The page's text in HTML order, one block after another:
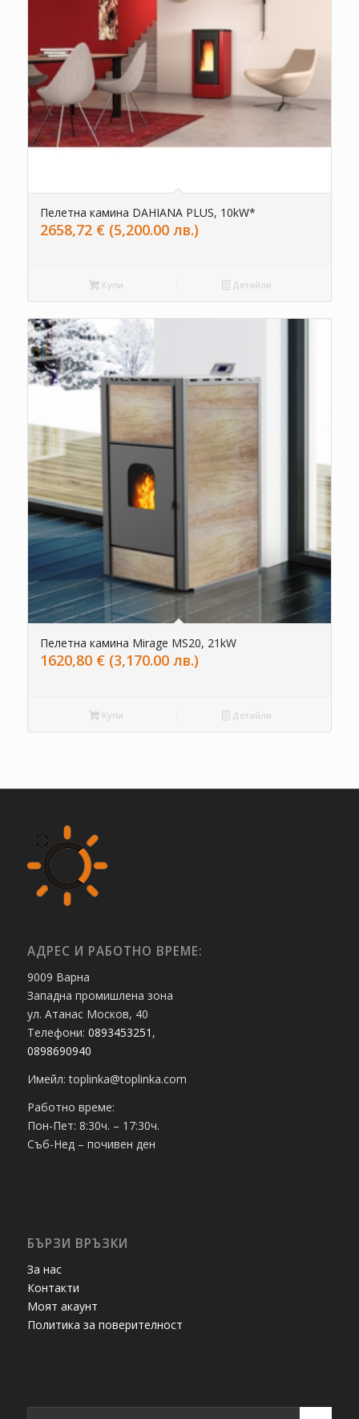
Пелетна камина DAHIANA PLUS, 10kW*
2658,72 € (5,200.00 лв.)
Купи Детайли
Пелетна камина Mirage MS20, 21kW
1620,80 € (3,170.00 лв.)
Купи Детайли
АДРЕС И РАБОТНО ВРЕМЕ:
9009 Варна
Западна промишлена зона
ул. Атанас Москов, 40
Телефони: 0893453251 ,
0898690940
Имейл: toplinka@toplinka.com
Работно време:
Пон-Пет: 8:30ч. – 17:30ч.
Съб-Нед – почивен ден
БЪРЗИ ВРЪЗКИ
За нас
Контакти
Моят акаунт
Политика за поверителност